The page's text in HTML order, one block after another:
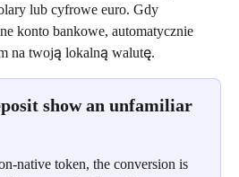
lub cyfrowe euro. Gdy
konto bankowe, automatycznie
na twoją lokalną walutę.
show an unfamiliar
native token, the conversion is